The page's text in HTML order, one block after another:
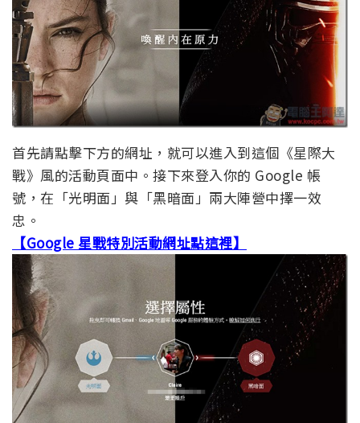
首先請點擊下方的網址，就可以進入到這個《星際大
戰》風的活動頁面中。接下來登入你的 Google 帳
號，在「光明面」與「黑暗面」兩大陣營中擇一效
忠。
【Google 星戰特別活動網址點這裡】